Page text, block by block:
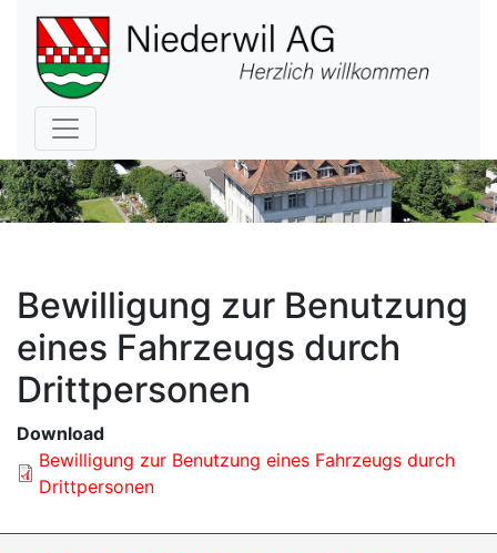
Hauptnavigation
Bewilligung zur Benutzung
eines Fahrzeugs durch
Drittpersonen
Download
Bewilligung zur Benutzung eines Fahrzeugs durch
Drittpersonen